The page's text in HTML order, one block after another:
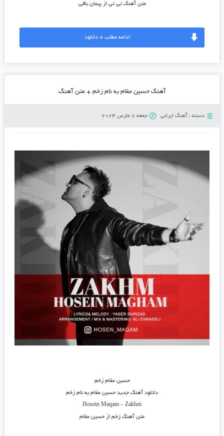
متن آهنگ تی تی از پیمان باقی
ادامه مطلب + دانلود
آهنگ حسین مقام به نام زخم + متن آهنگ
دسته : آهنگ ایرانی جمعه 8 مارس 2024
حسین مقام زخم
دانلود آهنگ جدید حسین مقامبه نام زخم
Hosein Maqam –Zakhm
متن آهنگ زخم از حسین مقام